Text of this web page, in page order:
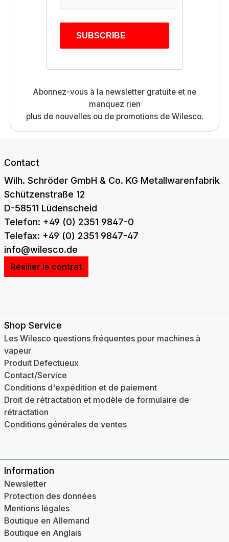
SUBSCRIBE
Abonnez-vous à la newsletter gratuite et ne
manquez rien
plus de nouvelles ou de promotions de Wilesco.
Contact
Wilh. Schröder GmbH & Co. KG Metallwarenfabrik
Schützenstraße 12
D-58511 Lüdenscheid
Telefon: +49 (0) 2351 9847-0
Telefax: +49 (0) 2351 9847-47
info@wilesco.de
Résilier le contrat
Shop Service
Les Wilesco questions fréquentes pour machines à
vapeur
Produit Defectueux
Contact/Service
Conditions d'expédition et de paiement
Droit de rétractation et modèle de formulaire de
rétractation
Conditions générales de ventes
Information
Newsletter
Protection des données
Mentions légales
Boutique en Allemand
Boutique en Anglais